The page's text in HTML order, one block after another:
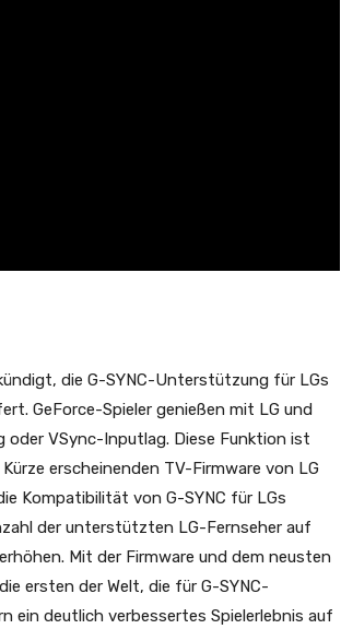
die G-SYNC-Unterstützung für LGs
GeForce-Spieler genießen mit LG und
oder VSync-Inputlag. Diese Funktion ist
erscheinenden TV-Firmware von LG
Kompatibilität von G-SYNC für LGs
der unterstützten LG-Fernseher auf
Mit der Firmware und dem neusten
ersten der Welt, die für G-SYNC-
ein deutlich verbessertes Spielerlebnis auf